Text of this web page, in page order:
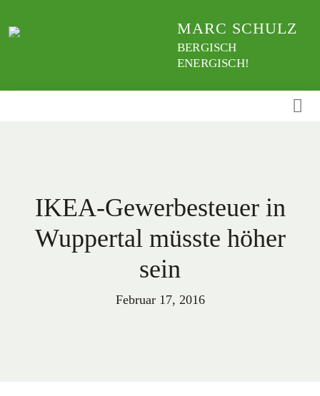
zum
MARC SCHULZ
BERGISCH
ENERGISCH!
IKEA-Gewerbesteuer in
Wuppertal müsste höher
sein
Februar 17, 2016